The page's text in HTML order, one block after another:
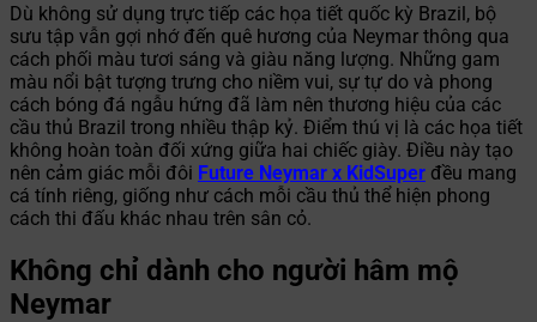
Dù không sử dụng trực tiếp các họa tiết quốc kỳ Brazil, bộ
sưu tập vẫn gợi nhớ đến quê hương của Neymar thông qua
cách phối màu tươi sáng và giàu năng lượng. Những gam
màu nổi bật tượng trưng cho niềm vui, sự tự do và phong
cách bóng đá ngẫu hứng đã làm nên thương hiệu của các
cầu thủ Brazil trong nhiều thập kỷ. Điểm thú vị là các họa tiết
không hoàn toàn đối xứng giữa hai chiếc giày. Điều này tạo
nên cảm giác mỗi đôi Future Neymar x KidSuper đều mang
cá tính riêng, giống như cách mỗi cầu thủ thể hiện phong
cách thi đấu khác nhau trên sân cỏ.
Không chỉ dành cho người hâm mộ
Neymar